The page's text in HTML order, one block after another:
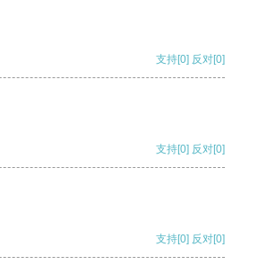
支持[0] 反对[0]
支持[0] 反对[0]
支持[0] 反对[0]